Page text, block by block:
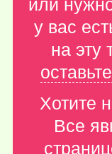
или
у вас
на эту
Хотите
Все